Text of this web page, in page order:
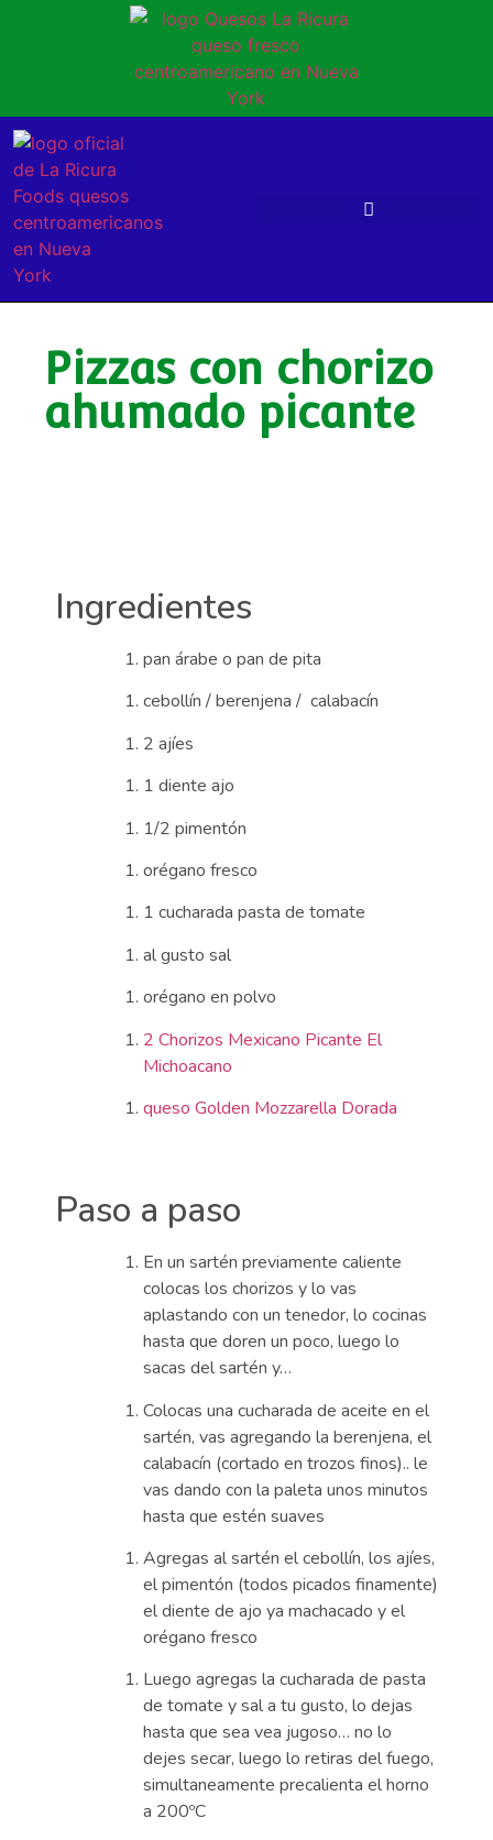
Pizzas con chorizo
ahumado picante
Ingredientes
pan árabe o pan de pita
cebollín / berenjena / calabacín
2 ajíes
1 diente ajo
1/2 pimentón
orégano fresco
1 cucharada pasta de tomate
al gusto sal
orégano en polvo
2 Chorizos Mexicano Picante El
Michoacano
queso Golden Mozzarella Dorada
Paso a paso
En un sartén previamente caliente
colocas los chorizos y lo vas
aplastando con un tenedor, lo cocinas
hasta que doren un poco, luego lo
sacas del sartén y…
Colocas una cucharada de aceite en el
sartén, vas agregando la berenjena, el
calabacín (cortado en trozos finos).. le
vas dando con la paleta unos minutos
hasta que estén suaves
Agregas al sartén el cebollín, los ajíes,
el pimentón (todos picados finamente)
el diente de ajo ya machacado y el
orégano fresco
Luego agregas la cucharada de pasta
de tomate y sal a tu gusto, lo dejas
hasta que sea vea jugoso… no lo
dejes secar, luego lo retiras del fuego,
simultaneamente precalienta el horno
a 200ºC